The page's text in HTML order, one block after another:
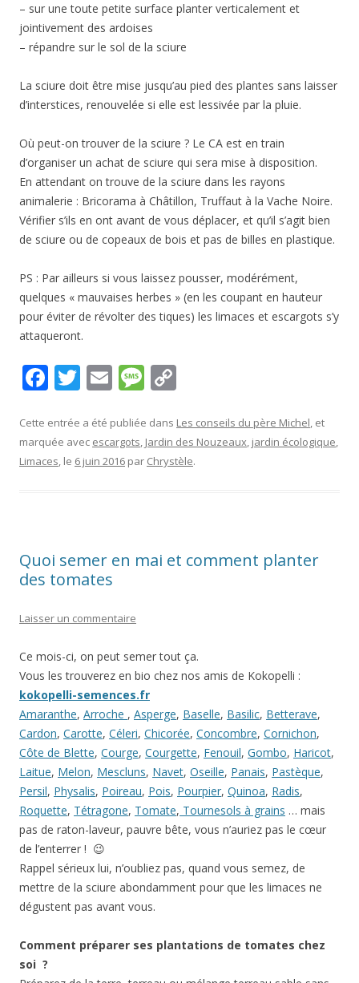
– sur une toute petite surface planter verticalement et
jointivement des ardoises
– répandre sur le sol de la sciure
La sciure doit être mise jusqu’au pied des plantes sans laisser
d’interstices, renouvelée si elle est lessivée par la pluie.
Où peut-on trouver de la sciure ? Le CA est en train
d’organiser un achat de sciure qui sera mise à disposition.
En attendant on trouve de la sciure dans les rayons
animalerie : Bricorama à Châtillon, Truffaut à la Vache Noire.
Vérifier s’ils en ont avant de vous déplacer, et qu’il s’agit bien
de sciure ou de copeaux de bois et pas de billes en plastique.
PS : Par ailleurs si vous laissez pousser, modérément,
quelques « mauvaises herbes » (en les coupant en hauteur
pour éviter de révolter des tiques) les limaces et escargots s’y
attaqueront.
F
e
b
T
itt
er
E
ai
l
M
ss
a
p
y
Cette entrée a été publiée dans Les conseils du père Michel, et
marquée avec escargots, Jardin des Nouzeaux, jardin écologique,
Limaces, le 6 juin 2016 par Chrystèle.
Quoi semer en mai et comment planter
des tomates
Laisser un commentaire
Ce mois-ci, on peut semer tout ça.
Vous les trouverez en bio chez nos amis de Kokopelli :
kokopelli-semences.fr
Amaranthe, Arroche , Asperge, Baselle, Basilic, Betterave,
Cardon, Carotte, Céleri, Chicorée, Concombre, Cornichon,
Côte de Blette, Courge, Courgette, Fenouil, Gombo, Haricot,
Laitue, Melon, Mescluns, Navet, Oseille, Panais, Pastèque,
Persil, Physalis, Poireau, Pois, Pourpier, Quinoa, Radis,
Roquette, Tétragone, Tomate, Tournesols à grains … mais
pas de raton-laveur, pauvre bête, vous n’auriez pas le cœur
de l’enterrer ! 😉
Rappel sérieux lui, n’oubliez pas, quand vous semez, de
mettre de la sciure abondamment pour que les limaces ne
dégustent pas avant vous.
Comment préparer ses plantations de tomates chez
soi ?